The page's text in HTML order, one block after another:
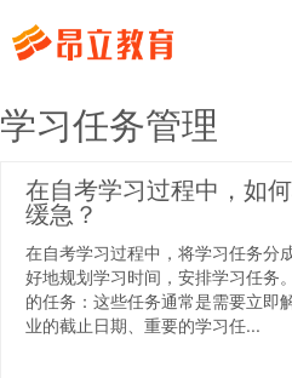
学习任务管理
在自考学习过程中，如
缓急？
在自考学习过程中，将学习任务分
好地规划学习时间，安排学习任务
的任务：这些任务通常是需要立即
业的截止日期、重要的学习任...